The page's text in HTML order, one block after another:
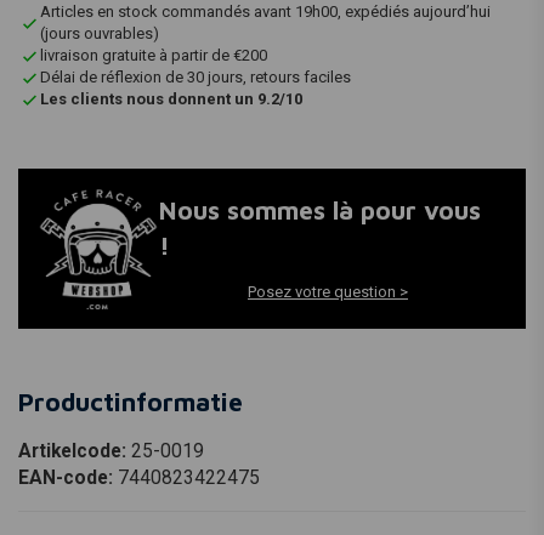
Articles en stock commandés avant 19h00, expédiés aujourd’hui
(jours ouvrables)
livraison gratuite à partir de €200
Délai de réflexion de 30 jours, retours faciles
Les clients nous donnent un 9.2/10
Nous sommes là pour vous
!
Posez votre question >
Productinformatie
Artikelcode: 25-0019
EAN-code: 7440823422475